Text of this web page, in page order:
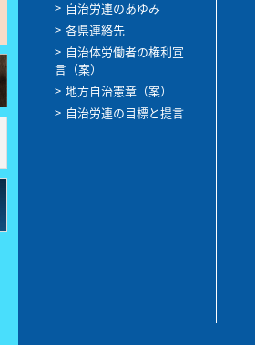
自治労連のあゆみ
各県連絡先
自治体労働者の権利宣
言（案）
地方自治憲章（案）
自治労連の目標と提言